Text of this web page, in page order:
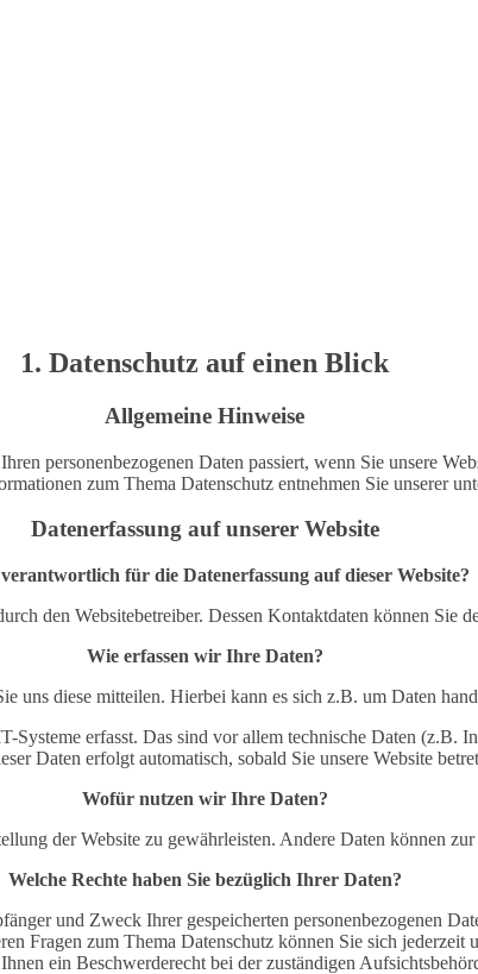
1. Datenschutz auf einen Blick
Allgemeine Hinweise
personenbezogenen Daten passiert, wenn Sie unsere
zum Thema Datenschutz entnehmen Sie unserer
Datenerfassung auf unserer Website
für die Datenerfassung auf dieser Website?
den Websitebetreiber. Dessen Kontaktdaten können Sie
Wie erfassen wir Ihre Daten?
uns diese mitteilen. Hierbei kann es sich z.B. um Daten
Systeme erfasst. Das sind vor allem technische Daten (z.B.
Daten erfolgt automatisch, sobald Sie unsere Website
Wofür nutzen wir Ihre Daten?
der Website zu gewährleisten. Andere Daten können
Welche Rechte haben Sie bezüglich Ihrer Daten?
und Zweck Ihrer gespeicherten personenbezogenen
Fragen zum Thema Datenschutz können Sie sich jederzeit
ein Beschwerderecht bei der zuständigen